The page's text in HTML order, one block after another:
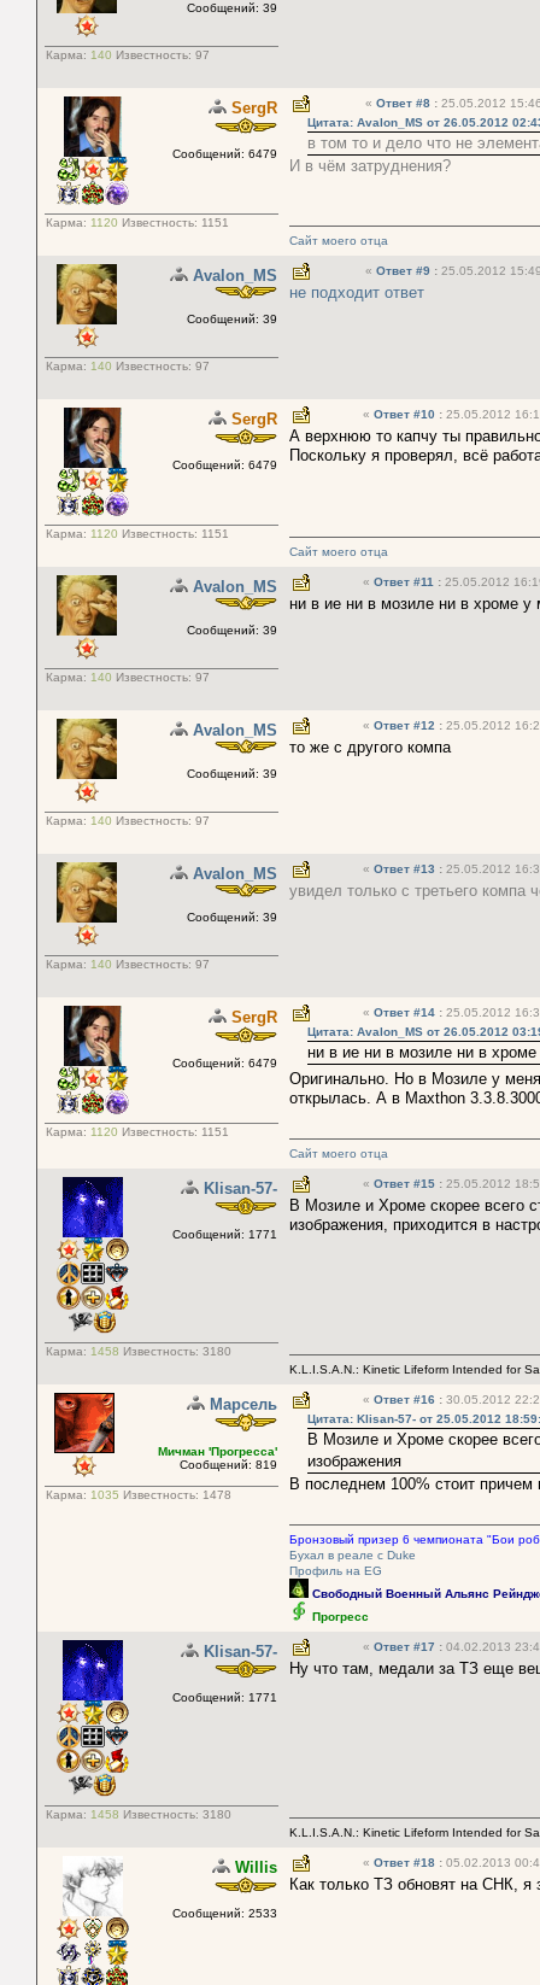
Сообщений: 39
Карма: 140 Известность: 97
SergR
Сообщений: 6479
Карма: 1120 Известность: 1151
« Ответ #8 : 25.05.2012
Цитата: Avalon_MS от 26.05.2012
в том то и дело что не
И в чём затруднения?
Сайт моего отца
Avalon_MS
Сообщений: 39
Карма: 140 Известность: 97
« Ответ #9 : 25.05.2012
не подходит ответ
SergR
Сообщений: 6479
Карма: 1120 Известность: 1151
« Ответ #10 : 25.05.2012
А верхнюю то капчу ты
Поскольку я проверял, всё
Сайт моего отца
Avalon_MS
Сообщений: 39
Карма: 140 Известность: 97
« Ответ #11 : 25.05.2012
ни в ие ни в мозиле ни в хроме у
Avalon_MS
Сообщений: 39
Карма: 140 Известность: 97
« Ответ #12 : 25.05.2012
то же с другого компа
Avalon_MS
Сообщений: 39
Карма: 140 Известность: 97
« Ответ #13 : 25.05.2012
увидел только с третьего компа
SergR
Сообщений: 6479
Карма: 1120 Известность: 1151
« Ответ #14 : 25.05.2012
Цитата: Avalon_MS от 26.05.2012
ни в ие ни в мозиле ни в
Оригинально. Но в Мозиле у
открылась. А в Maxthon
Сайт моего отца
Klisan-57-
Сообщений: 1771
Карма: 1458 Известность: 3180
« Ответ #15 : 25.05.2012
В Мозиле и Хроме скорее всего
изображения, приходится в
K.L.I.S.A.N.: Kinetic Lifeform Intended for
Марсель
Мичман 'Прогресса'
Сообщений: 819
Карма: 1035 Известность: 1478
« Ответ #16 : 30.05.2012
Цитата: Klisan-57- от 25.05.2012
В Мозиле и Хроме скорее
изображения
В последнем 100% стоит причем
Бронзовый призер 6 чемпионата "Бои
Бухал в реале с Duke
Профиль на EG
Свободный Военный Альянс
Прогресс
Klisan-57-
Сообщений: 1771
Карма: 1458 Известность: 3180
« Ответ #17 : 04.02.2013
Ну что там, медали за ТЗ еще
K.L.I.S.A.N.: Kinetic Lifeform Intended for
Willis
Сообщений: 2533
« Ответ #18 : 05.02.2013
Как только ТЗ обновят на СНК,